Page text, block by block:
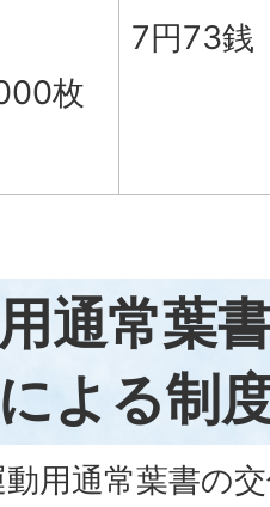
7円73銭
枚
通常葉
よる制
用通常葉書の